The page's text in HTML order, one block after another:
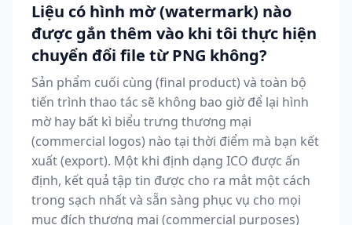
Liệu có hình mờ (watermark) nào
được gắn thêm vào khi tôi thực hiện
chuyển đổi file từ PNG không?
Sản phẩm cuối cùng (final product) và toàn bộ
tiến trình thao tác sẽ không bao giờ để lại hình
mờ hay bất kì biểu trưng thương mại
(commercial logos) nào tại thời điểm mà bạn kết
xuất (export). Một khi định dạng ICO được ấn
định, kết quả tập tin được cho ra mắt một cách
trong sạch nhất và sẵn sàng phục vụ cho mọi
mục đích thương mại (commercial purposes)